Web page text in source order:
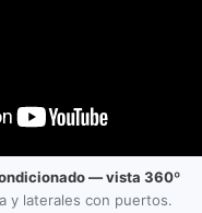
— vista 360º
y laterales con puertos.